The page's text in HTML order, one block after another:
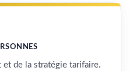
et de la stratégie tarifaire.